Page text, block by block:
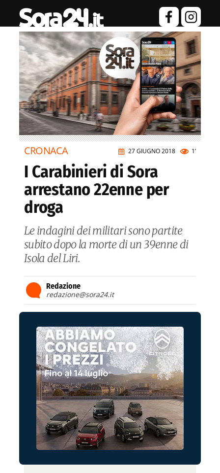
27 GIUGNO 2018 1’
CRONACA
I Carabinieri di Sora
arrestano 22enne per
droga
Le indagini dei militari sono partite
subito dopo la morte di un 39enne di
Isola del Liri.
Redazione
redazione@sora24.it